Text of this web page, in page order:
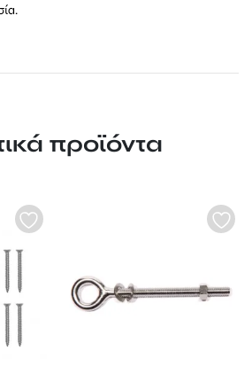
προϊόντα